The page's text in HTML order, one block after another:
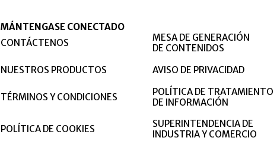
MÁNTENGASE CONECTADO
CONTÁCTENOS
MESA DE GENERACIÓN
DE CONTENIDOS
NUESTROS PRODUCTOS
AVISO DE PRIVACIDAD
TÉRMINOS Y CONDICIONES
POLÍTICA DE TRATAMIENTO
DE INFORMACIÓN
POLÍTICA DE COOKIES
SUPERINTENDENCIA DE
INDUSTRIA Y COMERCIO